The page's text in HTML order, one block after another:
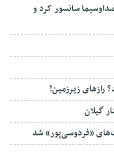
سانسور کرد و
رازهای زیرزمین!
گیلان
«فردوسی‌پور» شد